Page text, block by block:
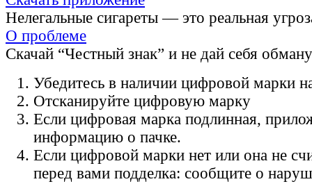
Нелегальные сигареты — это реальная
О проблеме
Скачай “Честный знак” и не дай себя
Убедитесь в наличии цифровой марки
Отсканируйте цифровую марку
Если цифровая марка подлинная,
информацию о пачке.
Если цифровой марки нет или она не
перед вами подделка: сообщите о